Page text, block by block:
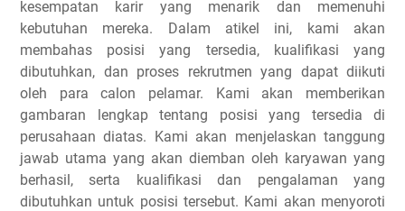
kesempatan karir yang menarik dan memenuhi
kebutuhan mereka. Dalam atikel ini, kami akan
membahas posisi yang tersedia, kualifikasi yang
dibutuhkan, dan proses rekrutmen yang dapat diikuti
oleh para calon pelamar. Kami akan memberikan
gambaran lengkap tentang posisi yang tersedia di
perusahaan diatas. Kami akan menjelaskan tanggung
jawab utama yang akan diemban oleh karyawan yang
berhasil, serta kualifikasi dan pengalaman yang
dibutuhkan untuk posisi tersebut. Kami akan menyoroti